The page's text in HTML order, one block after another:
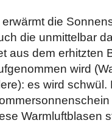
die
die unmittelbar
aus dem erhitzten
wird
es wird schwül.
Warmluftblasen